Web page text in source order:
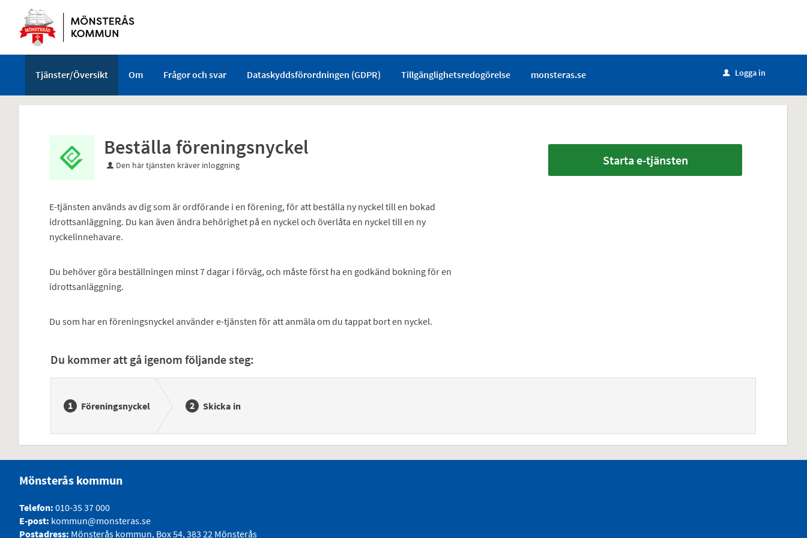
Välkommen
tjänster
Mönsterås
kommun
Tjänster/Översikt Om Frågor och svar Dataskyddsförordningen (GDPR) Tillgänglighetsredogörelse monsteras.se u Logga in
Beställa föreningsnyckel
Den här tjänsten kräver inloggning
E-tjänsten används av dig som är ordförande i en förening, för att beställa ny nyckel till en bokad
idrottsanläggning. Du kan även ändra behörighet på en nyckel och överlåta en nyckel till en ny
nyckelinnehavare.
Du behöver göra beställningen minst 7 dagar i förväg, och måste först ha en godkänd bokning för en
idrottsanläggning.
Du som har en föreningsnyckel använder e-tjänsten för att anmäla om du tappat bort en nyckel.
Starta e-tjänsten
Du kommer att gå igenom följande steg:
Föreningsnyckel Skicka in
Mönsterås kommun
Telefon: 010-35 37 000
E-post: kommun@monsteras.se
Postadress: Mönsterås kommun, Box 54, 383 22 Mönsterås